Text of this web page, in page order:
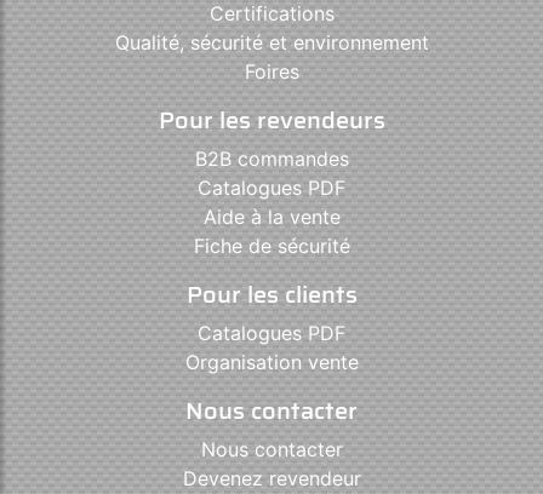
Certifications
Qualité, sécurité et environnement
Foires
Pour les revendeurs
B2B commandes
Catalogues PDF
Aide à la vente
Fiche de sécurité
Pour les clients
Catalogues PDF
Organisation vente
Nous contacter
Nous contacter
Devenez revendeur